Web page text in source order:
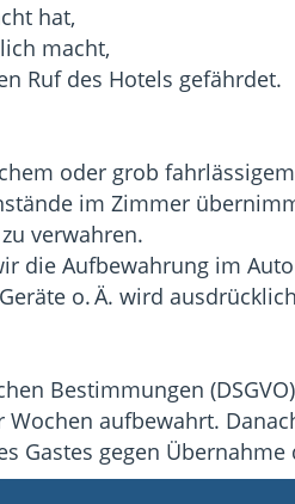
hat,
macht,
Ruf des Hotels gefährdet.
oder grob
im Zimmer
verwahren.
die Aufbewahrung im
o. Ä. wird
Bestimmungen
aufbewahrt.
Gastes gegen Übernahme